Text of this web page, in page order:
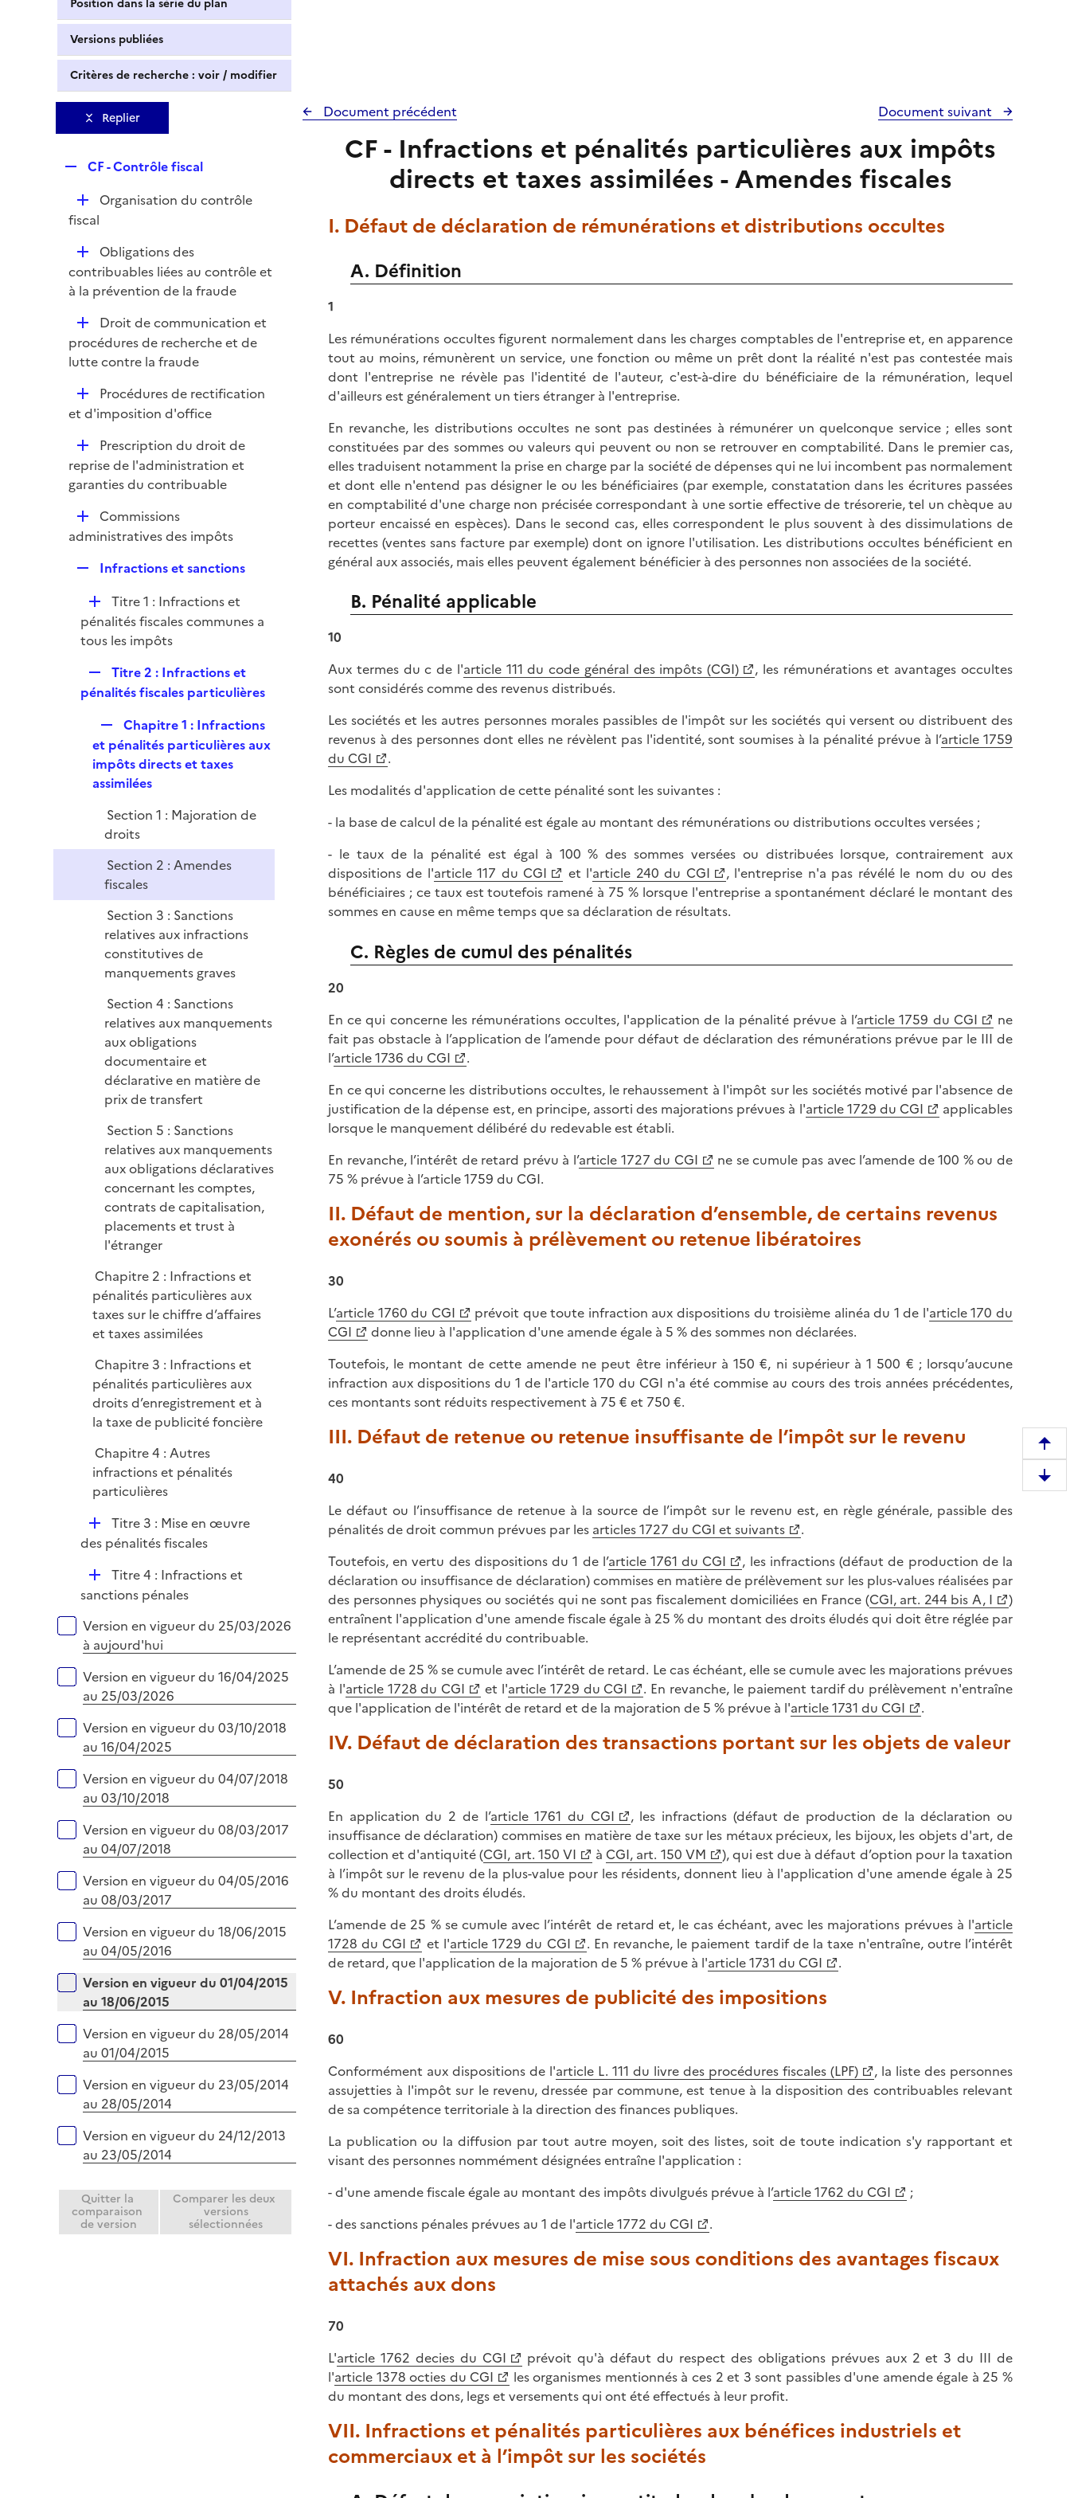
Position dans la série du plan
Versions publiées
Critères de recherche : voir / modifier
Replier
p
l
i
e
r
CF - Contrôle fiscal
D
é
i
e
Organisation du contrôle
fiscal
D
é
p
e
r
Obligations des
contribuables liées au contrôle et
à la prévention de la fraude
D
é
p
e
Droit de communication et
procédures de recherche et de
lutte contre la fraude
D
é
i
e
Procédures de rectification
et d'imposition d'office
D
é
p
e
Prescription du droit de
reprise de l'administration et
garanties du contribuable
D
é
i
e
r
Commissions
administratives des impôts
p
l
i
Infractions et sanctions
D
é
p
e
Titre 1 : Infractions et
pénalités fiscales communes a
tous les impôts
e
l
i
e
r
Titre 2 : Infractions et
pénalités fiscales particulières
e
p
l
e
r
Chapitre 1 : Infractions
et pénalités particulières aux
impôts directs et taxes
assimilées
Section 1 : Majoration de
droits
Section 2 : Amendes
fiscales
Section 3 : Sanctions
relatives aux infractions
constitutives de
manquements graves
Section 4 : Sanctions
relatives aux manquements
aux obligations
documentaire et
déclarative en matière de
prix de transfert
Section 5 : Sanctions
relatives aux manquements
aux obligations déclaratives
concernant les comptes,
contrats de capitalisation,
placements et trust à
l'étranger
Chapitre 2 : Infractions et
pénalités particulières aux
taxes sur le chiffre d’affaires
et taxes assimilées
Chapitre 3 : Infractions et
pénalités particulières aux
droits d’enregistrement et à
la taxe de publicité foncière
Chapitre 4 : Autres
infractions et pénalités
particulières
D
é
i
e
r
Titre 3 : Mise en œuvre
des pénalités fiscales
D
é
l
i
e
r
Titre 4 : Infractions et
sanctions pénales
Versions sur la période
Version en vigueur du 25/03/2026
à aujourd'hui
Version en vigueur du 16/04/2025
au 25/03/2026
Version en vigueur du 03/10/2018
au 16/04/2025
Version en vigueur du 04/07/2018
au 03/10/2018
Version en vigueur du 08/03/2017
au 04/07/2018
Version en vigueur du 04/05/2016
au 08/03/2017
Version en vigueur du 18/06/2015
au 04/05/2016
Version en vigueur du 01/04/2015
au 18/06/2015
Version en vigueur du 28/05/2014
au 01/04/2015
Version en vigueur du 23/05/2014
au 28/05/2014
Version en vigueur du 24/12/2013
au 23/05/2014
Quitter la
comparaison
de version
Comparer les deux
versions
sélectionnées
Document précédent Document suivant
CF - Infractions et pénalités particulières aux impôts
directs et taxes assimilées - Amendes fiscales
I. Défaut de déclaration de rémunérations et distributions occultes
A. Définition
1
Les rémunérations occultes figurent normalement dans les charges comptables de l'entreprise et, en apparence
tout au moins, rémunèrent un service, une fonction ou même un prêt dont la réalité n'est pas contestée mais
dont l'entreprise ne révèle pas l'identité de l'auteur, c'est-à-dire du bénéficiaire de la rémunération, lequel
d'ailleurs est généralement un tiers étranger à l'entreprise.
En revanche, les distributions occultes ne sont pas destinées à rémunérer un quelconque service ; elles sont
constituées par des sommes ou valeurs qui peuvent ou non se retrouver en comptabilité. Dans le premier cas,
elles traduisent notamment la prise en charge par la société de dépenses qui ne lui incombent pas normalement
et dont elle n'entend pas désigner le ou les bénéficiaires (par exemple, constatation dans les écritures passées
en comptabilité d'une charge non précisée correspondant à une sortie effective de trésorerie, tel un chèque au
porteur encaissé en espèces). Dans le second cas, elles correspondent le plus souvent à des dissimulations de
recettes (ventes sans facture par exemple) dont on ignore l'utilisation. Les distributions occultes bénéficient en
général aux associés, mais elles peuvent également bénéficier à des personnes non associées de la société.
B. Pénalité applicable
10
Aux termes du c de l'article 111 du code général des impôts (CGI)
, les rémunérations et avantages occultes
sont considérés comme des revenus distribués.
Les sociétés et les autres personnes morales passibles de l'impôt sur les sociétés qui versent ou distribuent des
revenus à des personnes dont elles ne révèlent pas l'identité, sont soumises à la pénalité prévue à l’article 1759
du CGI
.
Les modalités d'application de cette pénalité sont les suivantes :
- la base de calcul de la pénalité est égale au montant des rémunérations ou distributions occultes versées ;
- le taux de la pénalité est égal à 100 % des sommes versées ou distribuées lorsque, contrairement aux
dispositions de l'article 117 du CGI et l'article 240 du CGI
, l'entreprise n'a pas révélé le nom du ou des
bénéficiaires ; ce taux est toutefois ramené à 75 % lorsque l'entreprise a spontanément déclaré le montant des
sommes en cause en même temps que sa déclaration de résultats.
C. Règles de cumul des pénalités
20
En ce qui concerne les rémunérations occultes, l'application de la pénalité prévue à l’article 1759 du CGI
ne
fait pas obstacle à l’application de l’amende pour défaut de déclaration des rémunérations prévue par le III de
l’article 1736 du CGI
.
En ce qui concerne les distributions occultes, le rehaussement à l'impôt sur les sociétés motivé par l'absence de
justification de la dépense est, en principe, assorti des majorations prévues à l'article 1729 du CGI
applicables
lorsque le manquement délibéré du redevable est établi.
En revanche, l’intérêt de retard prévu à l’article 1727 du CGI
ne se cumule pas avec l’amende de 100 % ou de
75 % prévue à l’article 1759 du CGI.
II. Défaut de mention, sur la déclaration d’ensemble, de certains revenus
exonérés ou soumis à prélèvement ou retenue libératoires
30
L’article 1760 du CGI prévoit que toute infraction aux dispositions du troisième alinéa du 1 de l'article 170 du
CGI
donne lieu à l'application d'une amende égale à 5 % des sommes non déclarées.
Toutefois, le montant de cette amende ne peut être inférieur à 150 €, ni supérieur à 1 500 € ; lorsqu’aucune
infraction aux dispositions du 1 de l'article 170 du CGI n'a été commise au cours des trois années précédentes,
ces montants sont réduits respectivement à 75 € et 750 €.
III. Défaut de retenue ou retenue insuffisante de l’impôt sur le revenu
40
Le défaut ou l’insuffisance de retenue à la source de l’impôt sur le revenu est, en règle générale, passible des
pénalités de droit commun prévues par les articles 1727 du CGI et suivants
.
Toutefois, en vertu des dispositions du 1 de l’article 1761 du CGI
, les infractions (défaut de production de la
déclaration ou insuffisance de déclaration) commises en matière de prélèvement sur les plus-values réalisées par
des personnes physiques ou sociétés qui ne sont pas fiscalement domiciliées en France (CGI, art. 244 bis A, I
)
entraînent l'application d'une amende fiscale égale à 25 % du montant des droits éludés qui doit être réglée par
le représentant accrédité du contribuable.
L’amende de 25 % se cumule avec l’intérêt de retard. Le cas échéant, elle se cumule avec les majorations prévues
à l'article 1728 du CGI et l'article 1729 du CGI
. En revanche, le paiement tardif du prélèvement n'entraîne
que l'application de l'intérêt de retard et de la majoration de 5 % prévue à l'article 1731 du CGI .
IV. Défaut de déclaration des transactions portant sur les objets de valeur
50
En application du 2 de l’article 1761 du CGI
, les infractions (défaut de production de la déclaration ou
insuffisance de déclaration) commises en matière de taxe sur les métaux précieux, les bijoux, les objets d'art, de
collection et d'antiquité (CGI, art. 150 VI à CGI, art. 150 VM
), qui est due à défaut d’option pour la taxation
à l’impôt sur le revenu de la plus-value pour les résidents, donnent lieu à l'application d'une amende égale à 25
% du montant des droits éludés.
L’amende de 25 % se cumule avec l’intérêt de retard et, le cas échéant, avec les majorations prévues à l'article
1728 du CGI
et l'article 1729 du CGI
. En revanche, le paiement tardif de la taxe n'entraîne, outre l’intérêt
de retard, que l'application de la majoration de 5 % prévue à l'article 1731 du CGI .
V. Infraction aux mesures de publicité des impositions
60
Conformément aux dispositions de l'article L. 111 du livre des procédures fiscales (LPF)
, la liste des personnes
assujetties à l'impôt sur le revenu, dressée par commune, est tenue à la disposition des contribuables relevant
de sa compétence territoriale à la direction des finances publiques.
La publication ou la diffusion par tout autre moyen, soit des listes, soit de toute indication s'y rapportant et
visant des personnes nommément désignées entraîne l'application :
- d'une amende fiscale égale au montant des impôts divulgués prévue à l’article 1762 du CGI
;
- des sanctions pénales prévues au 1 de l'article 1772 du CGI .
VI. Infraction aux mesures de mise sous conditions des avantages fiscaux
attachés aux dons
70
L'article 1762 decies du CGI
prévoit qu'à défaut du respect des obligations prévues aux 2 et 3 du III de
l'article 1378 octies du CGI
les organismes mentionnés à ces 2 et 3 sont passibles d'une amende égale à 25 %
du montant des dons, legs et versements qui ont été effectués à leur profit.
VII. Infractions et pénalités particulières aux bénéfices industriels et
commerciaux et à l’impôt sur les sociétés
e
m
D